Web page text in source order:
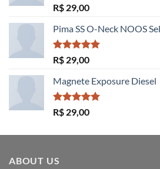
Avaliação
5.00
de 5
R$ 29,00
Pima SS O-Neck NOOS
Avaliação
5.00
de 5
R$ 29,00
Magnete Exposure Diesel
Avaliação
5.00
de 5
R$ 29,00
ABOUT US